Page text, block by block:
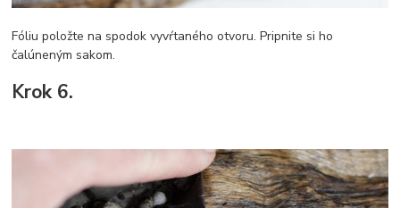
Fóliu položte na spodok vyvŕtaného otvoru. Pripnite si ho
čalúneným sakom.
Krok 6.